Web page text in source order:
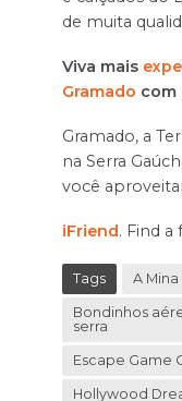
de muita
Viva mais
Gramado com
Gramado, a
na Serra
você
iFriend. Find a
Tags A Mina
Bondinhos
serra
Escape Game
Hollywood